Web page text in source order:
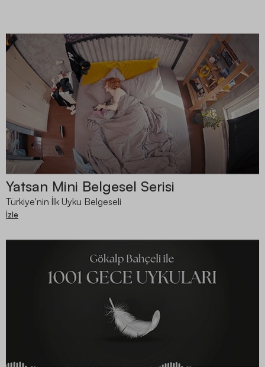
Yatsan Mini Belgesel Serisi
Türkiye'nin İlk Uyku Belgeseli
İzle